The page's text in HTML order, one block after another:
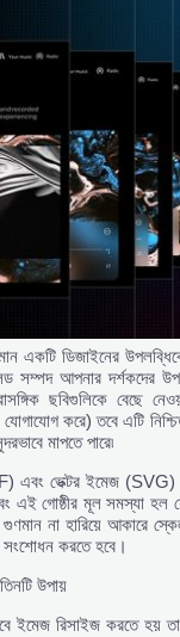
একটি ডিজাইনের
সম্পদ আপনার দর্শকদের
ছবিগুলিকে বেছে
করে) তবে এটি
মাপতে পারে৷
এবং ভেক্টর ইমেজ
এই গোষ্ঠীর মূল সমস্যা হল
গুণমান না হারিয়ে আকারে
সংশোধন করতে হবে।
উপায়
ইমেজ রিসাইজ করতে হয়